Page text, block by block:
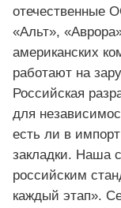
отечественные
«Альт»,
американских
работают на
Российская
для
есть ли в
закладки. Наша
российским
каждый этап».